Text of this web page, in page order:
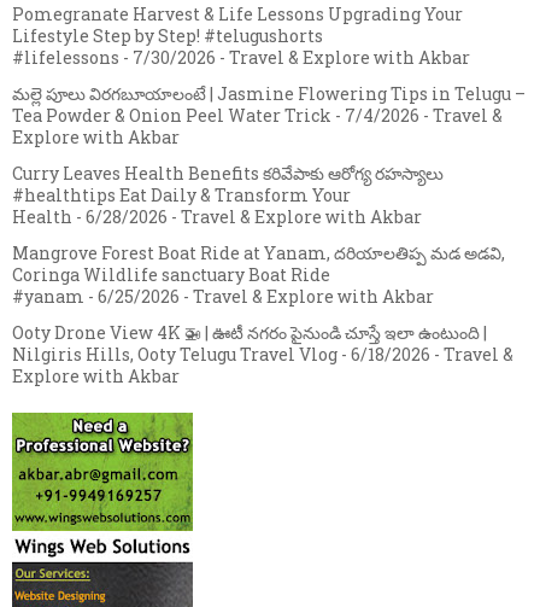
Pomegranate Harvest & Life Lessons Upgrading Your
Lifestyle Step by Step! #telugushorts
#lifelessons - 7/30/2026 - Travel & Explore with Akbar
మల్లె పూలు విరగబూయాలంటే | Jasmine Flowering Tips in Telugu –
Tea Powder & Onion Peel Water Trick - 7/4/2026 - Travel &
Explore with Akbar
Curry Leaves Health Benefits కరివేపాకు ఆరోగ్య రహస్యాలు
#healthtips Eat Daily & Transform Your
Health - 6/28/2026 - Travel & Explore with Akbar
Mangrove Forest Boat Ride at Yanam, దరియాలతిప్ప మడ అడవి,
Coringa Wildlife sanctuary Boat Ride
#yanam - 6/25/2026 - Travel & Explore with Akbar
Ooty Drone View 4K 🚁 | ఊటీ నగరం పైనుండి చూస్తే ఇలా ఉంటుంది |
Nilgiris Hills, Ooty Telugu Travel Vlog - 6/18/2026 - Travel &
Explore with Akbar